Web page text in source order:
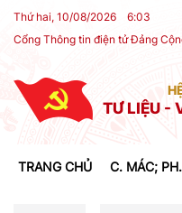
Thứ hai, 10/08/2026 6:03
Cổng Thông tin điện tử Đảng
TƯ LIỆU -
TRANG CHỦ C. MÁC;